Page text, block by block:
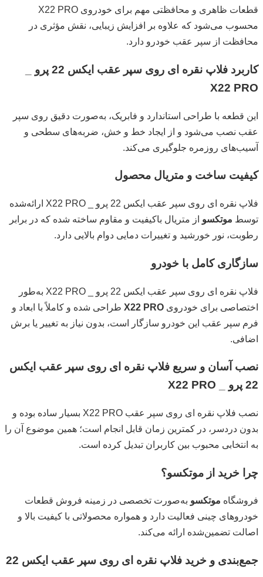
قطعات ظاهری و محافظتی مهم برای خودروی X22 PRO
محسوب می‌شود که علاوه بر افزایش زیبایی، نقش مؤثری در
محافظت از سپر عقب خودرو دارد.
کاربرد فلاپ نقره ای روی سپر عقب ایکس 22 پرو _
X22 PRO
این قطعه با طراحی استاندارد و فابریک، به‌صورت دقیق روی سپر
عقب نصب می‌شود و از ایجاد خط و خش، ضربه‌های سطحی و
آسیب‌های روزمره جلوگیری می‌کند.
کیفیت ساخت و متریال محصول
فلاپ نقره ای روی سپر عقب ایکس 22 پرو _ X22 PRO ارائه‌شده
توسط موتکسو از متریال باکیفیت و مقاوم ساخته شده که در برابر
رطوبت، نور خورشید و تغییرات دمایی دوام بالایی دارد.
سازگاری کامل با خودرو
فلاپ نقره ای روی سپر عقب ایکس 22 پرو _ X22 PRO به‌طور
اختصاصی برای خودروی X22 PRO طراحی شده و کاملاً با ابعاد و
فرم سپر عقب این خودرو سازگار است، بدون نیاز به تغییر یا برش
اضافی.
نصب آسان و سریع فلاپ نقره ای روی سپر عقب ایکس
22 پرو _ X22 PRO
نصب فلاپ نقره ای روی سپر عقب X22 PRO بسیار ساده بوده و
بدون دردسر، در کمترین زمان قابل انجام است؛ همین موضوع آن را
به انتخابی محبوب بین کاربران تبدیل کرده است.
چرا خرید از موتکسو؟
فروشگاه موتکسو به‌صورت تخصصی در زمینه فروش قطعات
خودروهای چینی فعالیت دارد و همواره محصولاتی با کیفیت بالا و
اصالت تضمین‌شده ارائه می‌کند.
جمع‌بندی و خرید فلاپ نقره ای روی سپر عقب ایکس 22